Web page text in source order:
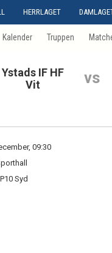
HERRLAGET
Kalender Truppen
Ystads IF HF
Vit
vs
09:30
Syd